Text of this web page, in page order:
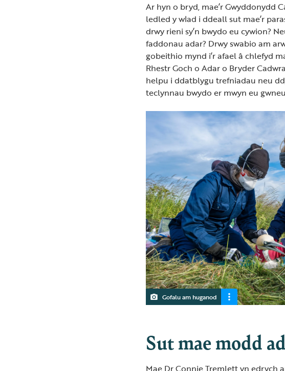
Ar hyn o bryd, mae’r Gwyddonydd
ledled y wlad i ddeall sut mae’r
drwy rieni sy’n bwydo eu cywion?
faddonau adar? Drwy swabio am
gobeithio mynd i’r afael â chlefyd
Rhestr Goch o Adar o Bryder
helpu i ddatblygu trefniadau neu
teclynnau bwydo er mwyn eu
Gofalu am huganod
Sut mae modd
Mae Dr Connie Tremlett yn edrych